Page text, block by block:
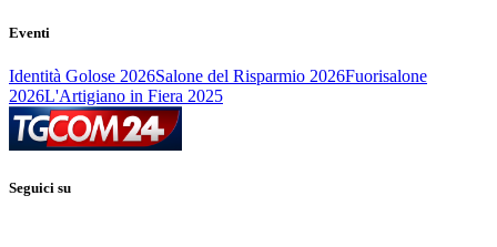
Eventi
Identità Golose 2026Salone del Risparmio 2026Fuorisalone
2026L'Artigiano in Fiera 2025
Seguici su